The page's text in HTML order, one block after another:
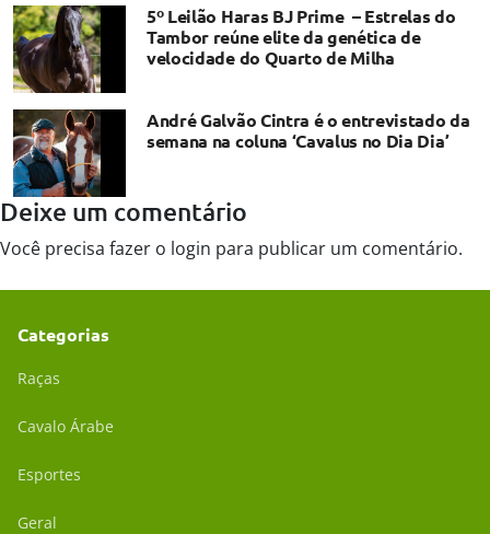
5º Leilão Haras BJ Prime – Estrelas do
Tambor reúne elite da genética de
velocidade do Quarto de Milha
André Galvão Cintra é o entrevistado da
semana na coluna ‘Cavalus no Dia Dia’
Deixe um comentário
Você precisa fazer o login para publicar um comentário.
Categorias
Raças
Cavalo Árabe
Esportes
Geral